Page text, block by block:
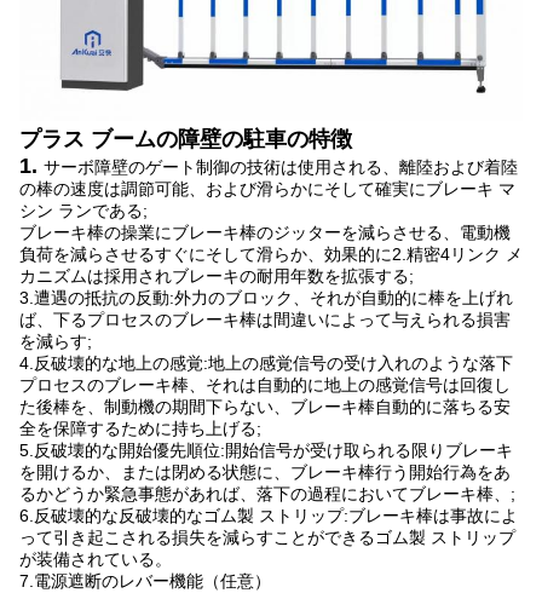
プラス ブームの障壁の駐車の特徴
1. サーボ障壁のゲート制御の技術は使用される、離陸および着陸
の棒の速度は調節可能、および滑らかにそして確実にブレーキ マ
シン ランである;
ブレーキ棒の操業にブレーキ棒のジッターを減らさせる、電動機
負荷を減らさせるすぐにそして滑らか、効果的に2.精密4リンク メ
カニズムは採用されブレーキの耐用年数を拡張する;
3.遭遇の抵抗の反動:外力のブロック、それが自動的に棒を上げれ
ば、下るプロセスのブレーキ棒は間違いによって与えられる損害
を減らす;
4.反破壊的な地上の感覚:地上の感覚信号の受け入れのような落下
プロセスのブレーキ棒、それは自動的に地上の感覚信号は回復し
た後棒を、制動機の期間下らない、ブレーキ棒自動的に落ちる安
全を保障するために持ち上げる;
5.反破壊的な開始優先順位:開始信号が受け取られる限りブレーキ
を開けるか、または閉める状態に、ブレーキ棒行う開始行為をあ
るかどうか緊急事態があれば、落下の過程においてブレーキ棒、;
6.反破壊的な反破壊的なゴム製 ストリップ:ブレーキ棒は事故によ
って引き起こされる損失を減らすことができるゴム製 ストリップ
が装備されている。
7.電源遮断のレバー機能（任意）